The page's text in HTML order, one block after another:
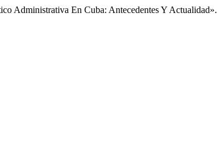
Administrativa En Cuba: Antecedentes Y Actualidad».